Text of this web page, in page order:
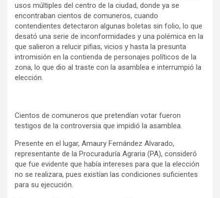
usos múltiples del centro de la ciudad, donde ya se
encontraban cientos de comuneros, cuando
contendientes detectaron algunas boletas sin folio, lo que
desató una serie de inconformidades y una polémica en la
que salieron a relucir pifias, vicios y hasta la presunta
intromisión en la contienda de personajes políticos de la
zona, lo que dio al traste con la asamblea e interrumpió la
elección.
Cientos de comuneros que pretendían votar fueron
testigos de la controversia que impidió la asamblea.
Presente en el lugar, Amaury Fernández Alvarado,
representante de la Procuraduría Agraria (PA), consideró
que fue evidente que había intereses para que la elección
no se realizara, pues existían las condiciones suficientes
para su ejecución.